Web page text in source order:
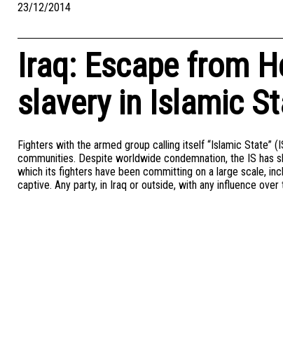
23/12/2014
Iraq: Escape from
slavery in Islamic
Fighters with the armed group calling itself “Islamic State”
communities. Despite worldwide condemnation, the IS has
which its fighters have been committing on a large scale,
captive. Any party, in Iraq or outside, with any influence